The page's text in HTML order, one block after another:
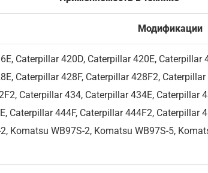
Модификации
Caterpillar 420D, Caterpillar 420E,
Caterpillar 428F, Caterpillar 428F2,
Caterpillar 434, Caterpillar 434E, Caterpillar
Caterpillar 444F, Caterpillar 444F2, Caterpillar
Komatsu WB97S-2, Komatsu WB97S-5,